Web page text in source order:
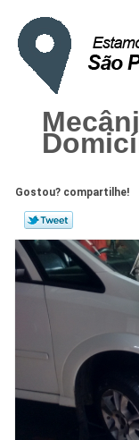
Gostou? compartilhe!